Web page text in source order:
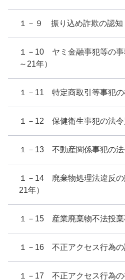
１－９ 振り込め詐欺の認知
１－10 ヤミ金融事犯等の
～21年）
１－11 特定商取引等事犯
１－12 保健衛生事犯の法令
１－13 不動産関係事犯の法
１－14 廃棄物処理法違反
21年）
１－15 産業廃棄物不法投棄
１－16 不正アクセス行為の
１－17 不正アクセス行為の